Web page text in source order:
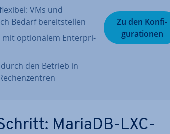
VMs und
Bedarf be­reit­stel­len
mit op­tio­na­lem En­ter­pri­
den Betrieb in
Zu den Kon­fi­
gu­ra­tio­nen
MariaDB-LXC-